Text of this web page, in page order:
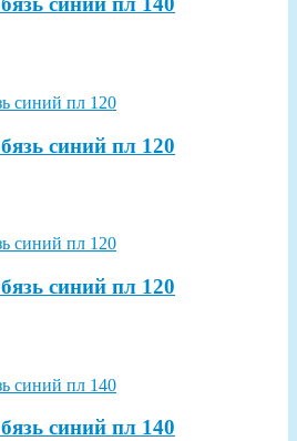
синий пл 120
синий пл 120
синий пл 140